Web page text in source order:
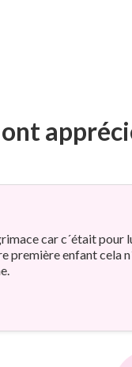
car c´était pour
première enfant cela